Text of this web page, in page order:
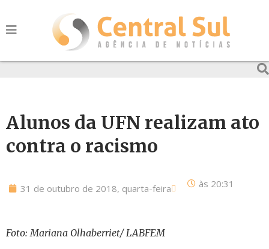
Alunos da UFN realizam ato
contra o racismo
31 de outubro de 2018, quarta-feira às 20:31
Foto: Mariana Olhaberriet/ LABFEM